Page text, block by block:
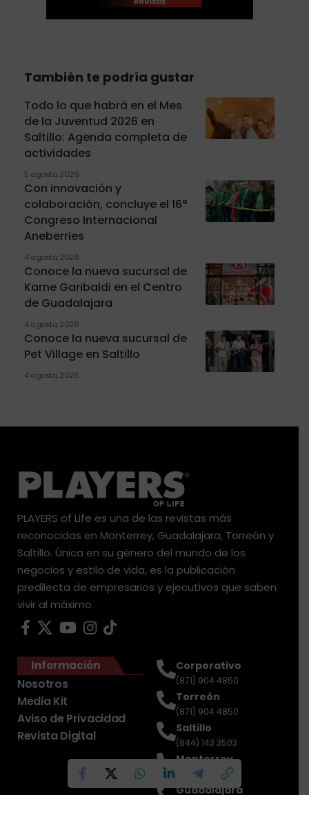
También te podría gustar
Todo lo que habrá en el Mes
de la Juventud 2026 en
Saltillo: Agenda completa de
actividades
5 agosto, 2026
Con innovación y
colaboración, concluye el 16°
Congreso Internacional
Aneberries
4 agosto, 2026
Conoce la nueva sucursal de
Karne Garibaldi en el Centro
de Guadalajara
4 agosto, 2026
Conoce la nueva sucursal de
Pet Village en Saltillo
4 agosto, 2026
PLAYERS of Life es una de las revistas más
reconocidas en Monterrey, Guadalajara, Torreón y
Saltillo. Única en su género del mundo de los
negocios y estilo de vida, es la publicación
predilecta de empresarios y ejecutivos que saben
vivir al máximo.
Información
Nosotros
Media Kit
Aviso de Privacidad
Revista Digital
Corporativo
(871) 904 4850
Torreón
(871) 904 4850
Saltillo
(844) 143 3503
Monterrey
(81) 2188 0412
Guadalajara